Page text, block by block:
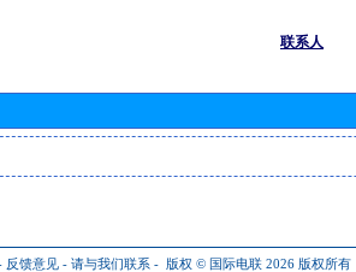
联系人
反馈意见 - 请与我们联系 - 版权 © 国际电联 2026 版权所有